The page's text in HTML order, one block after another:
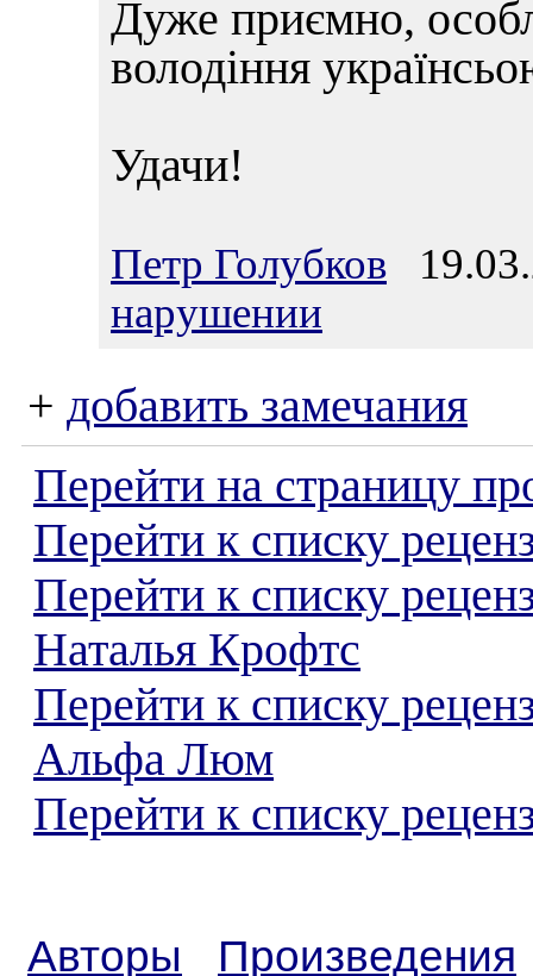
Дуже приємно,
володіння
Удачи!
Петр Голубков
нарушении
+ добавить замечания
Перейти на страницу
Перейти к списку
Перейти к списку
Наталья Крофтс
Перейти к списку
Альфа Люм
Перейти к списку
Авторы
Произведения